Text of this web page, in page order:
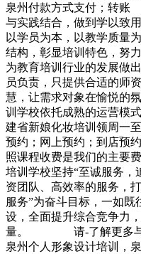
泉州付款方式支付；转
与实践结合，做到学以致
以学员为本，以教学质量
结构，彰显培训特色，努
为教育培训行业的发
员负责，只提供合适的师
慧，让需求对象在愉悦的
训学校依托成熟的运营模
建省新娘化妆培训领周一
预约；网上预约；到店预
照课程收费是我们的
培训学校坚持“至诚服务，
资团队、高效率的服务，
服务”为奋斗目标，一如
设，全面提升综合竞争力
量。 请-了解更多与口
泉州个人形象设计培训，